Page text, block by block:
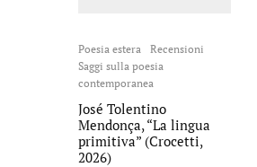
Poesia estera
Recensioni
Saggi sulla poesia
contemporanea
José Tolentino
Mendonça, “La lingua
primitiva” (Crocetti,
2026)